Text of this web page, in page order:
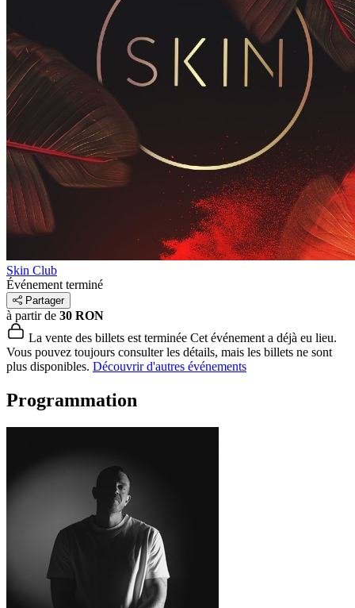
Skin Club
Événement terminé
Partager
à partir de 30 RON
La vente des billets est terminée Cet événement a déjà eu lieu.
Vous pouvez toujours consulter les détails, mais les billets ne sont
plus disponibles. Découvrir d'autres événements
Programmation